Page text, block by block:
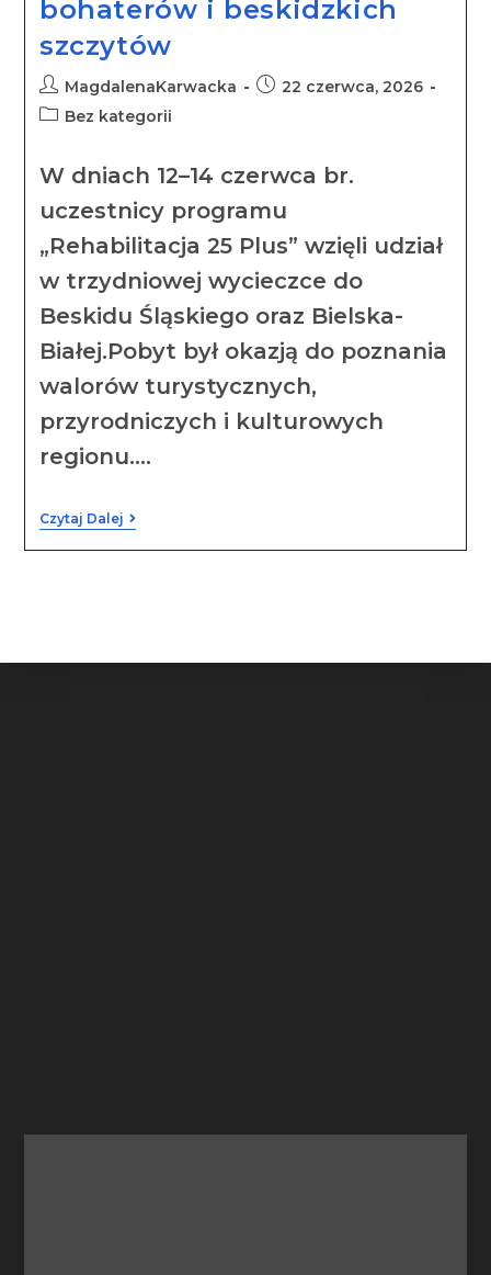
bohaterów i beskidzkich
szczytów
MagdalenaKarwacka
22 czerwca, 2026
Bez kategorii
W dniach 12–14 czerwca br.
uczestnicy programu
„Rehabilitacja 25 Plus” wzięli udział
w trzydniowej wycieczce do
Beskidu Śląskiego oraz Bielska-
Białej.Pobyt był okazją do poznania
walorów turystycznych,
przyrodniczych i kulturowych
regionu.…
Czytaj Dalej